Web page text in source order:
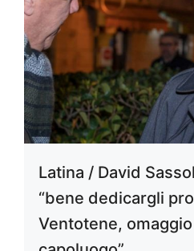
Latina / David
“bene dedicargli
Ventotene,